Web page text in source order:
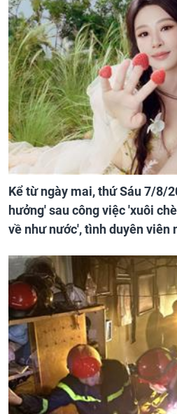
Kể từ ngày mai, thứ Sáu 7/8/
hưởng' sau công việc 'xuôi
về như nước', tình duyên viên